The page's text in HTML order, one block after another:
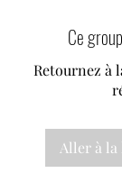
Ce
Retournez à
Aller à la